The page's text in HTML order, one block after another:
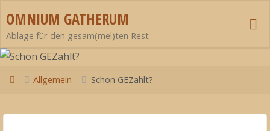
Inhalt
springen
OMNIUM GATHERUM
Ablage für den gesam(mel)ten Rest
StartAllgemein Schon GEZahlt?